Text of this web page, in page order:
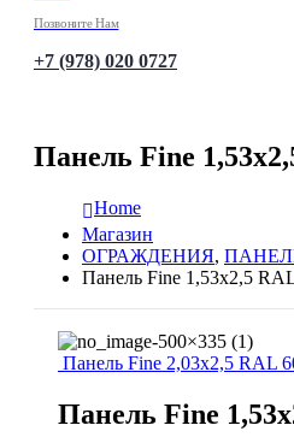
Позвоните Нам
+7 (978) 020 0727
Панель Fine
Home
Магазин
ОГРАЖДЕНИЯ,
Панель Fine 1,53х2,5
Панель Fine 2,03х2,5 RAL
Панель Fine